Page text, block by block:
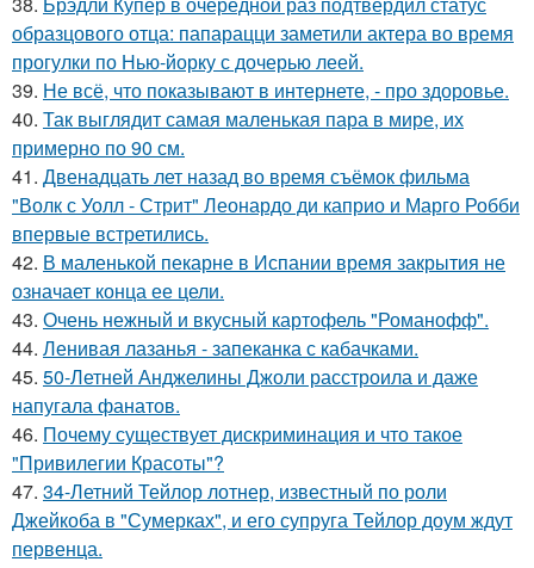
образцового отца: папарацци заметили актера во время
прогулки по Нью-йорку с дочерью леей.
39. Не всё, что показывают в интернете, - про здоровье.
40. Так выглядит самая маленькая пара в мире, их
примерно по 90 см.
41. Двенадцать лет назад во время съёмок фильма
"Волк с Уолл - Стрит" Леонардо ди каприо и Марго Робби
впервые встретились.
42. В маленькой пекарне в Испании время закрытия не
означает конца ее цели.
43. Очень нежный и вкусный картофель "Романофф".
44. Ленивая лазанья - запеканка с кабачками.
45. 50-Летней Анджелины Джоли расстроила и даже
напугала фанатов.
46. Почему существует дискриминация и что такое
"Привилегии Красоты"?
47. 34-Летний Тейлор лотнер, известный по роли
Джейкоба в "Сумерках", и его супруга Тейлор доум ждут
первенца.